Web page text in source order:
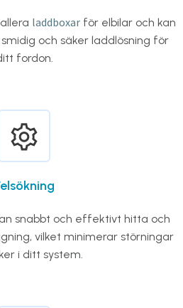
laddboxarför elbilar och kan
och säker laddlösning för
fordon.
snabbt och effektivt hitta och
vilket minimerar störningar
i ditt system.